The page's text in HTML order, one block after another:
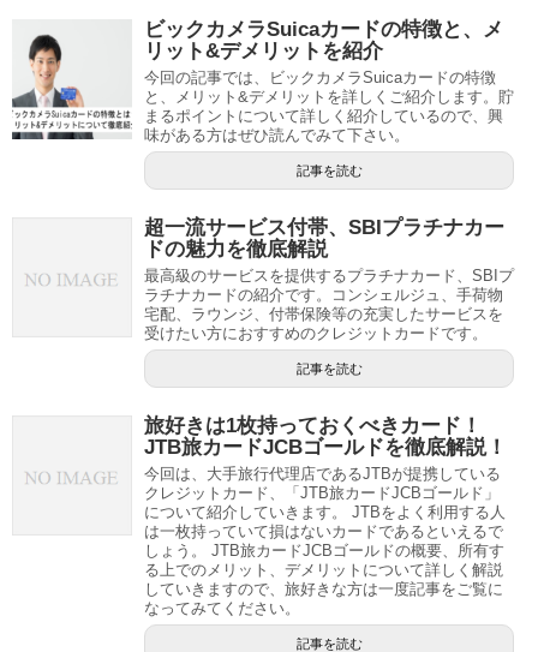
ビックカメラSuicaカードの特徴と、メ
リット&デメリットを紹介
今回の記事では、ビックカメラSuicaカードの特徴
と、メリット&デメリットを詳しくご紹介します。貯
まるポイントについて詳しく紹介しているので、興
味がある方はぜひ読んでみて下さい。
記事を読む
超一流サービス付帯、SBIプラチナカー
ドの魅力を徹底解説
最高級のサービスを提供するプラチナカード、SBIプ
ラチナカードの紹介です。コンシェルジュ、手荷物
宅配、ラウンジ、付帯保険等の充実したサービスを
受けたい方におすすめのクレジットカードです。
記事を読む
旅好きは1枚持っておくべきカード！
JTB旅カードJCBゴールドを徹底解説！
今回は、大手旅行代理店であるJTBが提携している
クレジットカード、「JTB旅カードJCBゴールド」
について紹介していきます。 JTBをよく利用する人
は一枚持っていて損はないカードであるといえるで
しょう。 JTB旅カードJCBゴールドの概要、所有す
る上でのメリット、デメリットについて詳しく解説
していきますので、旅好きな方は一度記事をご覧に
なってみてください。
記事を読む